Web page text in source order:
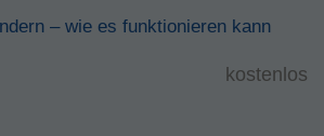
– wie es funktionieren kann
kostenlos